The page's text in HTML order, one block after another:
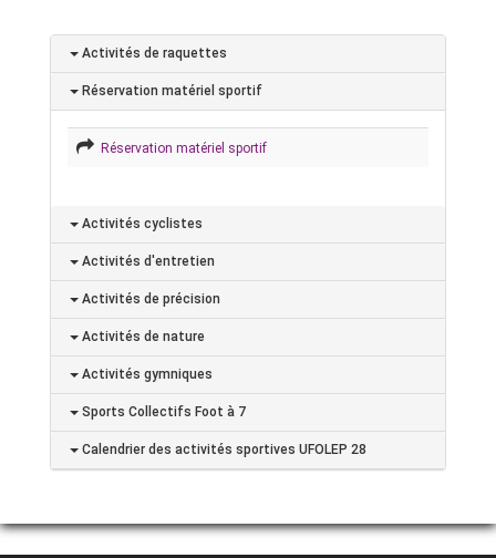
Activités de raquettes
Réservation matériel sportif
Réservation matériel sportif
Activités cyclistes
Activités d'entretien
Activités de précision
Activités de nature
Activités gymniques
Sports Collectifs Foot à 7
Calendrier des activités sportives UFOLEP 28